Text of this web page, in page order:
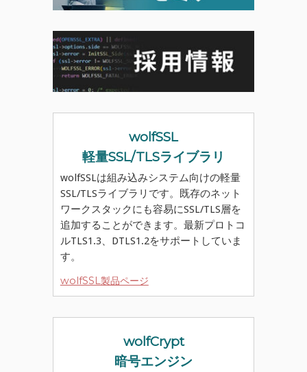
wolfSSL
軽量SSL/TLSライブラリ
wolfSSLは組み込みシステム向けの軽量
SSL/TLSライブラリです。既存のネット
ワークスタックにも容易にSSL/TLS層を
追加することができます。最新プロトコ
ルTLS1.3、DTLS1.2をサポートしていま
す。
wolfSSL製品ページ
wolfCrypt
暗号エンジン